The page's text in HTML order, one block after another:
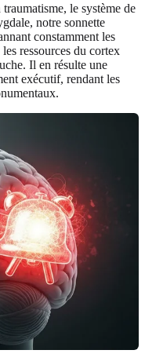
le système de
notre sonnette
constamment les
ressources du cortex
Il en résulte une
exécutif, rendant les